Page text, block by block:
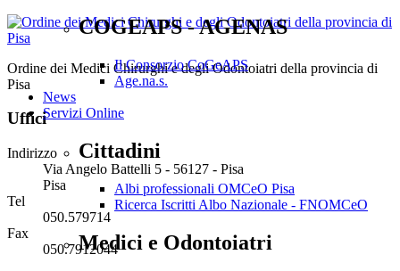
COGEAPS - AGENAS
Il Consorzio CoGeAPS
Age.na.s.
News
Servizi Online
Cittadini
Albi professionali OMCeO Pisa
Ricerca Iscritti Albo Nazionale - FNOMCeO
Medici e Odontoiatri
Ordine dei Medici Chirurghi e degli Odontoiatri della provincia di
Pisa
Uffici
Indirizzo
Via Angelo Battelli 5 - 56127 - Pisa
Pisa
Tel
050.579714
Fax
050.7912044